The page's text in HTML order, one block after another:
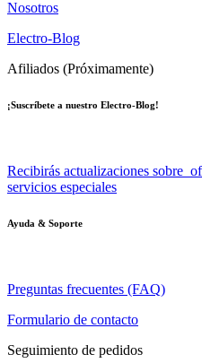
Nosotros
Electro-Blog
Afiliados (Próximamente)
¡Suscríbete a nuestro Electro-Blog!
Recibirás actualizaciones sobre
servicios especiales
Ayuda & Soporte
Preguntas frecuentes (FAQ)
Formulario de contacto
Seguimiento de pedidos